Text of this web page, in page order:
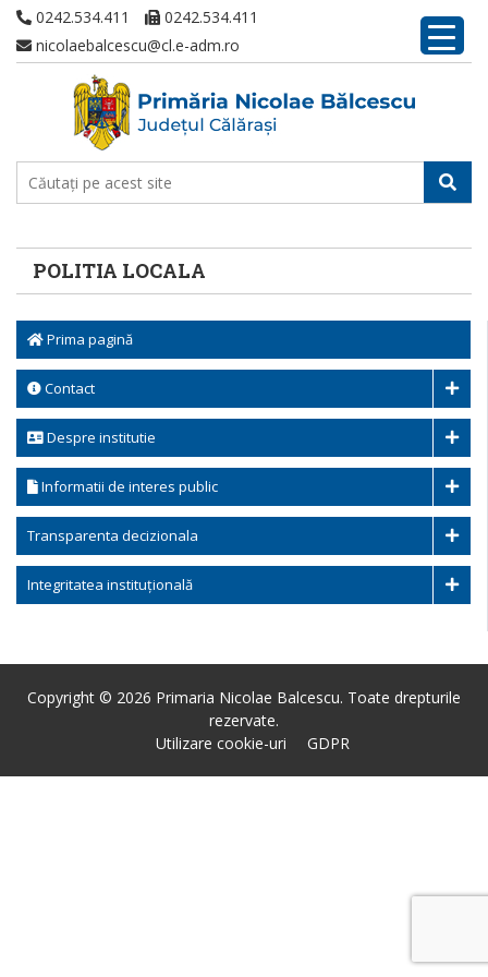
0242.534.411
0242.534.411
nicolaebalcescu@cl.e-adm.ro
POLITIA LOCALA
Prima pagină
Contact
Despre institutie
Informatii de interes public
Transparenta decizionala
Integritatea instituțională
Copyright © 2026 Primaria Nicolae Balcescu. Toate drepturile
rezervate.
Utilizare cookie-uri
GDPR